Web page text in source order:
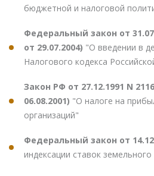
бюджетной и налоговой
Федеральный закон от
от 29.07.2004) "О введении в
Налогового кодекса
Закон РФ от 27.12.1991 N
06.08.2001) "О налоге на
организаций"
Федеральный закон от
индексации ставок земельного